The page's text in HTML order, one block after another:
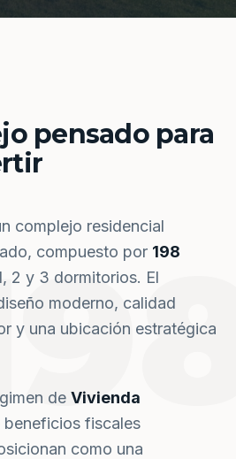
pensado para
complejo residencial
compuesto por 198
2 y 3 dormitorios. El
moderno, calidad
y una ubicación estratégica
de Vivienda
beneficios fiscales
como una